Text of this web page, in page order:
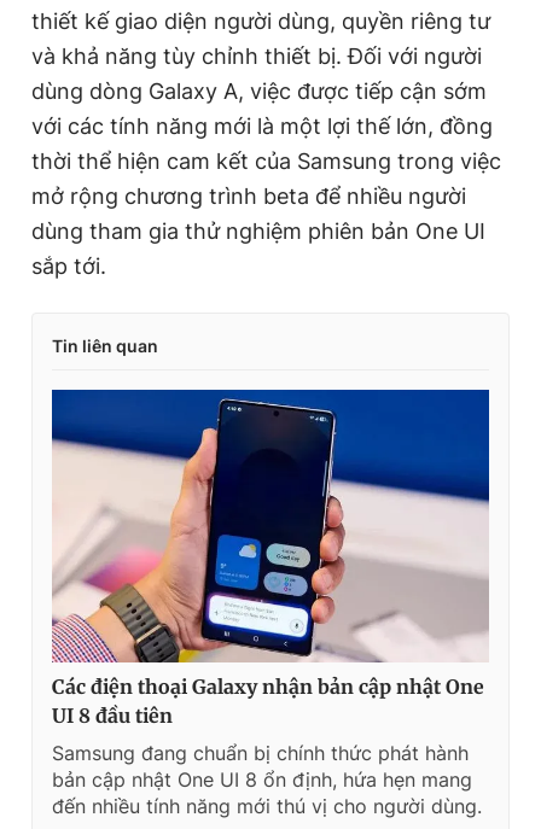
thiết kế giao diện người dùng, quyền riêng tư
và khả năng tùy chỉnh thiết bị. Đối với người
dùng dòng Galaxy A, việc được tiếp cận sớm
với các tính năng mới là một lợi thế lớn, đồng
thời thể hiện cam kết của Samsung trong việc
mở rộng chương trình beta để nhiều người
dùng tham gia thử nghiệm phiên bản One UI
sắp tới.
Tin liên quan
Các điện thoại Galaxy nhận bản cập nhật One
UI 8 đầu tiên
Samsung đang chuẩn bị chính thức phát hành
bản cập nhật One UI 8 ổn định, hứa hẹn mang
đến nhiều tính năng mới thú vị cho người dùng.